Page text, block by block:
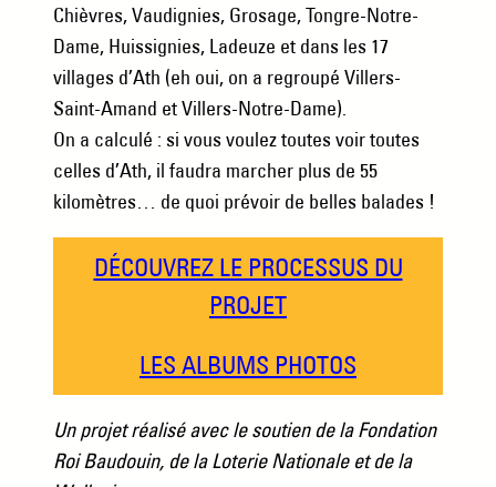
Chièvres, Vaudignies, Grosage, Tongre-Notre-
Dame, Huissignies, Ladeuze et dans les 17
villages d’Ath (eh oui, on a regroupé Villers-
Saint-Amand et Villers-Notre-Dame).
On a calculé : si vous voulez toutes voir toutes
celles d’Ath, il faudra marcher plus de 55
kilomètres… de quoi prévoir de belles balades !
DÉCOUVREZ LE PROCESSUS DU
PROJET
LES ALBUMS PHOTOS
Un projet réalisé avec le soutien de la Fondation
Roi Baudouin, de la Loterie Nationale et de la